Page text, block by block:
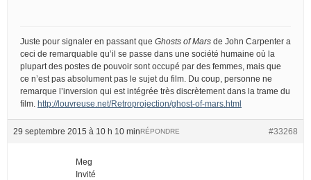
Juste pour signaler en passant que Ghosts of Mars de John Carpenter a
ceci de remarquable qu’il se passe dans une société humaine où la
plupart des postes de pouvoir sont occupé par des femmes, mais que
ce n’est pas absolument pas le sujet du film. Du coup, personne ne
remarque l’inversion qui est intégrée très discrètement dans la trame du
film. http://louvreuse.net/Retroprojection/ghost-of-mars.html
29 septembre 2015 à 10 h 10 min #33268
RÉPONDRE
Meg
Invité